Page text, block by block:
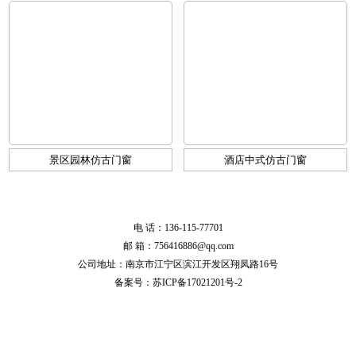
景区园林仿古门窗 酒店中式仿古门窗
电 话：136-115-77701
邮 箱：756416886@qq.com
公司地址：南京市江宁区滨江开发区翔凤路16号
备案号： 苏ICP备17021201号-2